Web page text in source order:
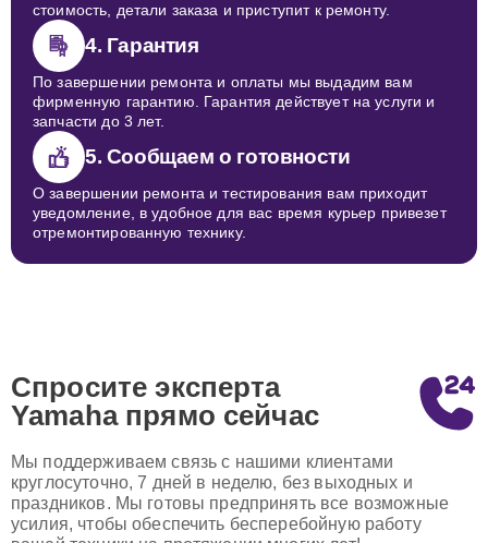
стоимость, детали заказа и приступит к ремонту.
4. Гарантия
По завершении ремонта и оплаты мы выдадим вам
фирменную гарантию. Гарантия действует на услуги и
запчасти до 3 лет.
5. Сообщаем о готовности
О завершении ремонта и тестирования вам приходит
уведомление, в удобное для вас время курьер привезет
отремонтированную технику.
Спросите эксперта
Yamaha прямо сейчас
Мы поддерживаем связь с нашими клиентами
круглосуточно, 7 дней в неделю, без выходных и
праздников. Мы готовы предпринять все возможные
усилия, чтобы обеспечить бесперебойную работу